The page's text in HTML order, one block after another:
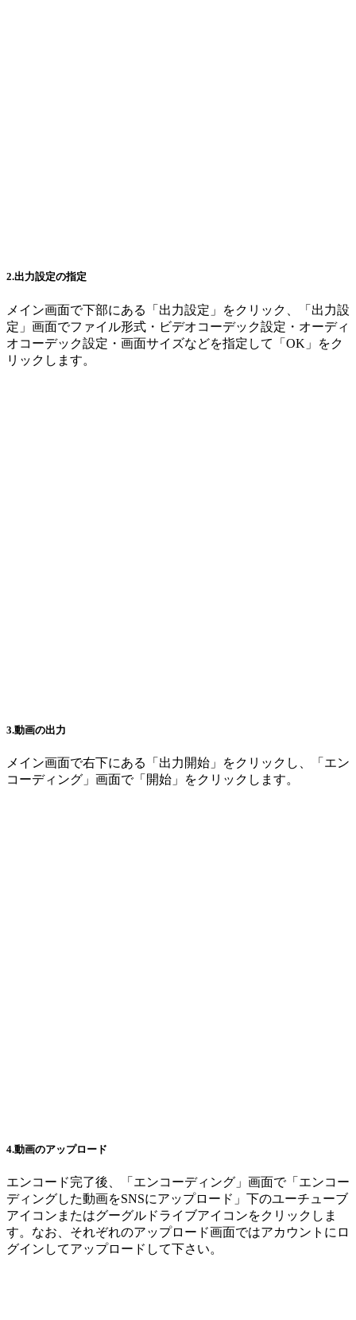
2.出力設定の指定
メイン画面で下部にある「出力設定」をクリック、「出力設
定」画面でファイル形式・ビデオコーデック設定・オーディ
オコーデック設定・画面サイズなどを指定して「OK」をク
リックします。
3.動画の出力
メイン画面で右下にある「出力開始」をクリックし、「エン
コーディング」画面で「開始」をクリックします。
4.動画のアップロード
エンコード完了後、「エンコーディング」画面で「エンコー
ディングした動画をSNSにアップロード」下のユーチューブ
アイコンまたはグーグルドライブアイコンをクリックしま
す。なお、それぞれのアップロード画面ではアカウントにロ
グインしてアップロードして下さい。